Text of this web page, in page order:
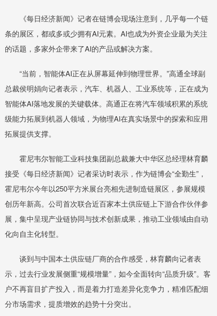
《每日经济新闻》记者在链博会现场注意到，几乎每一个链
条的展区，都或多或少拥有AI元素。AI也成为外资企业最为关注
的话题，多家外企带来了AI的产品或解决方案。
“当前，智能体AI正在从屏幕延伸到物理世界。”高通全球副
总裁侯明娟向记者表示，汽车、机器人、工业系统等，正在成为
智能体AI落地发展的关键载体。高通正在将汽车领域积累的系统
级能力拓展到机器人领域，为物理AI在真实场景中的探索和应用
拓展提供支撑。
霍尼韦尔智能工业科技集团副总裁兼大中华区总经理林育麟
接受《每日经济新闻》记者采访时表示，作为链博会“全勤生”，
霍尼韦尔今年以250平方米展台亮相先进制造链展区，参展规模
创历年新高。公司首次联合近百家本土供应链上下游合作伙伴参
展，集中呈现产业链协同与技术创新成果，推动工业领域由自动
化向自主化转型。
谈到与中国本土供应链厂商的合作感受，林育麟向记者表
示，过去行业发展侧重“规模增量”，如今全面转向“品质升级”。客
户不再盲目扩产投入，而是着力打造差异化竞争力，精准匹配细
分市场需求，提质增效的趋势十分突出。